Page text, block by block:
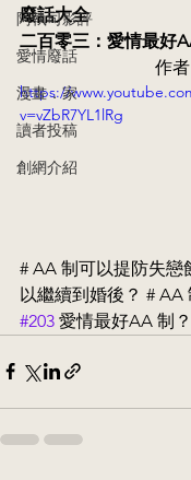
阿執司影評
愛情廢話
漫畫．家
讀者投稿
創網介紹
廢話大全
二百零三：愛情最好
作
https://
v=vZbR7YL1lRg
# AA 制可以提防失戀
以繼續到婚後？ # AA
#203 愛情最好AA 制？